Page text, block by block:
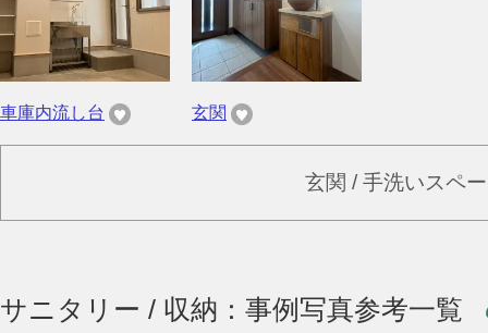
車庫内流し台 玄関
玄関 / 手洗いスペ
サニタリー / 収納：事例写真参考一覧